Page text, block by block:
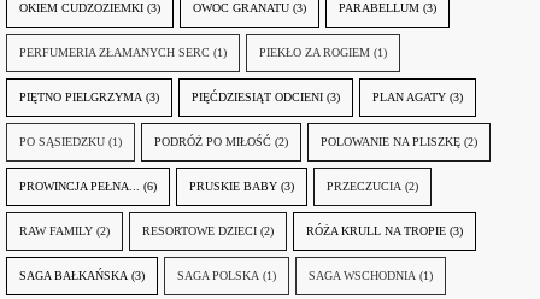
OKIEM CUDZOZIEMKI (3) OWOC GRANATU (3) PARABELLUM (3)
PERFUMERIA ZŁAMANYCH SERC (1) PIEKŁO ZA ROGIEM (1)
PIĘTNO PIELGRZYMA (3) PIĘĆDZIESIĄT ODCIENI (3) PLAN AGATY (3)
PO SĄSIEDZKU (1) PODRÓŻ PO MIŁOŚĆ (2) POLOWANIE NA PLISZKĘ (2)
PROWINCJA PEŁNA... (6) PRUSKIE BABY (3) PRZECZUCIA (2)
RAW FAMILY (2) RESORTOWE DZIECI (2) RÓŻA KRULL NA TROPIE (3)
SAGA BAŁKAŃSKA (3) SAGA POLSKA (1) SAGA WSCHODNIA (1)